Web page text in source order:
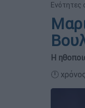
Ενότητες
Η
🕛